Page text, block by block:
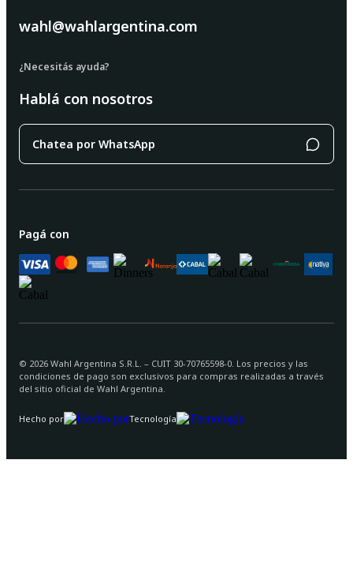
wahl@wahlargentina.com
¿Necesitás ayuda?
Hablá con nosotros
Chatea por WhatsApp
Pagá con
© 2026 Wahl Argentina S.R.L. – CUIT 30-70765598-0. Los precios y las
condiciones de pago son exclusivos para compras realizadas a través
del sitio oficial de Wahl Argentina.
Hecho por Tecnología